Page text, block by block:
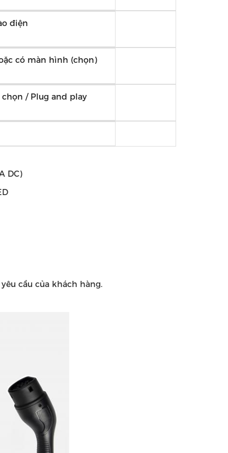
điện
có màn hình (chọn)
chọn / Plug and play
DC)
cầu của khách hàng.